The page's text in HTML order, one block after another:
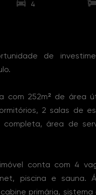
4
de
com 252m² de área
2 salas de
completa, área de
conta com 4
piscina e sauna.
primária,